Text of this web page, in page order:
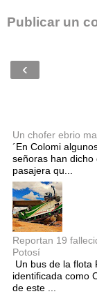
Publicar un
‹
Un chofer ebrio
´En Colomi
señoras han dicho
pasajera qu...
Reportan 19
Potosí
Un bus de la flota
identificada como
de este ...